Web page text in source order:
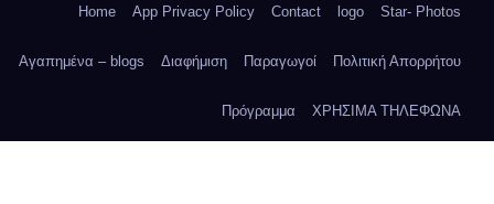
Home App Privacy Policy Contact logo Star- Photos
Αγαπημένα – blogs Διαφήμιση Παραγωγοί Πολιτική Απορρήτου
Πρόγραμμα ΧΡΗΣΙΜΑ ΤΗΛΕΦΩΝΑ